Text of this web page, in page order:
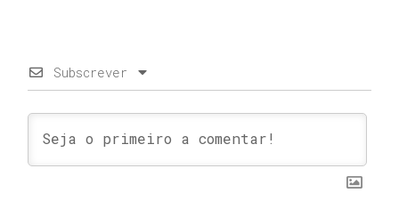
Subscrever